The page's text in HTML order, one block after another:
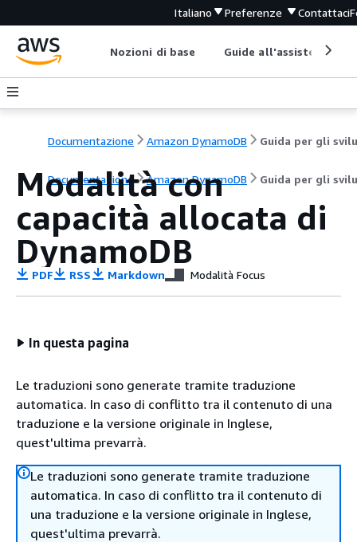
Italiano Preferenze Contattaci
Nozioni di base Guide all'assistenza
Documentazione Amazon DynamoDB
Documentazione Amazon DynamoDB Guida per gli
Modalità con
capacità allocata di
DynamoDB
PDF RSS Markdown Modalità Focus
In questa pagina
Le traduzioni sono generate tramite traduzione
automatica. In caso di conflitto tra il contenuto di una
traduzione e la versione originale in Inglese,
quest'ultima prevarrà.
Le traduzioni sono generate tramite traduzione
automatica. In caso di conflitto tra il contenuto di
una traduzione e la versione originale in Inglese,
quest'ultima prevarrà.